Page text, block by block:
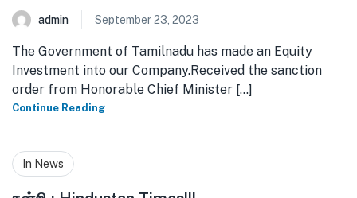
admin September 23, 2023
The Government of Tamilnadu has made an Equity
Investment into our Company.Received the sanction
order from Honorable Chief Minister [...]
Continue Reading
In News